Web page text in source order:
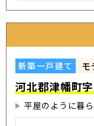
新築一戸建て モ
河北郡津幡町
平屋のように暮